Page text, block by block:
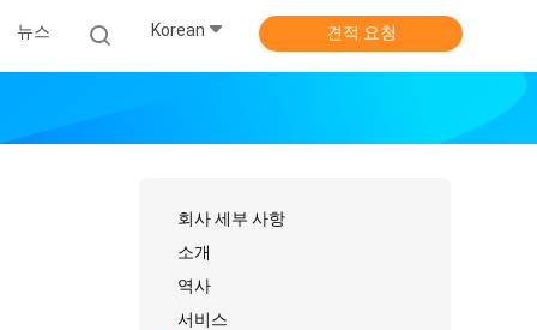
뉴스 Korean 견적 요청
회사 세부 사항
소개
역사
서비스